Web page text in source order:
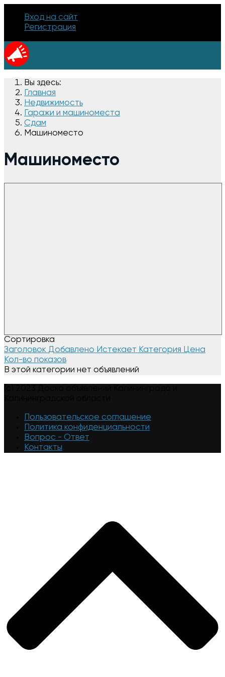
Вход на сайт
Регистрация
Вы здесь:
Главная
Недвижимость
Гаражи и машиноместа
Сдам
Машиноместо
Машиноместо
Сортировка
Заголовок Добавлено Истекает Категория Цена
Кол-во показов
В этой категории нет объявлений
Пользовательское соглашение
Политика конфиденциальности
Вопрос - Ответ
Контакты